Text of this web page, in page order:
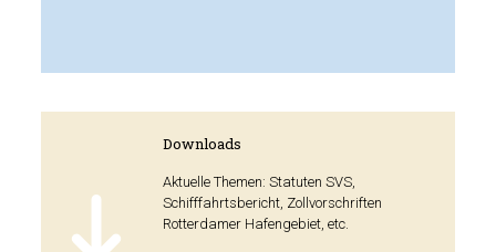
Downloads
Aktuelle Themen: Statuten SVS,
Schifffahrtsbericht, Zollvorschriften
Rotterdamer Hafengebiet, etc.